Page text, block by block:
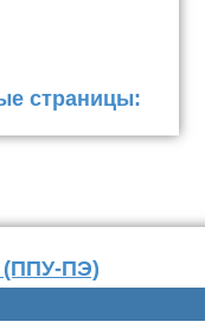
страницы:
(ППУ-ПЭ)